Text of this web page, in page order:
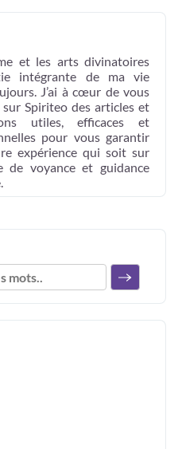
et les arts divinatoires
intégrante de ma vie
J’ai à cœur de vous
sur Spiriteo des articles et
utiles, efficaces et
pour vous garantir
expérience qui soit sur
de voyance et guidance